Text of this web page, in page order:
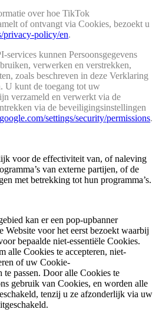
over hoe TikTok
of ontvangt via Cookies, bezoekt u
privacy-policy/en.
services kunnen Persoonsgegevens
verwerken en verstrekken,
zoals beschreven in deze Verklaring
U kunt de toegang tot uw
verzameld en verwerkt via de
via de beveiligingsinstellingen
settings/security/permissions⁠.
voor de effectiviteit van, of naleving
van externe partijen, of de
met betrekking tot hun programma’s.
kan er een pop-upbanner
Website voor het eerst bezoekt waarbij
bepaalde niet-essentiële Cookies.
alle Cookies te accepteren, niet-
of uw Cookie-
passen. Door alle Cookies te
gebruik van Cookies, en worden alle
tenzij u ze afzonderlijk via uw